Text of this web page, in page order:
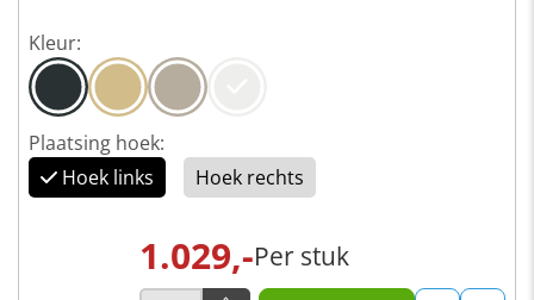
Kleur:
Plaatsing hoek:
Hoek links
Hoek rechts
1.029,-Per stuk